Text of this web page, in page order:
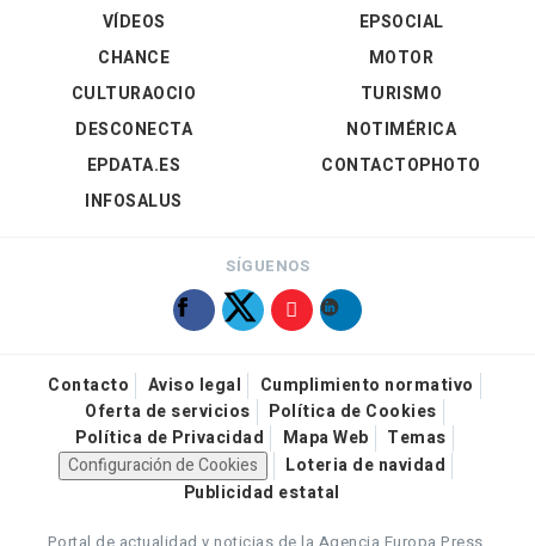
VÍDEOS
EPSOCIAL
CHANCE
CULTURAOCIO
DESCONECTA
EPDATA.ES
INFOSALUS
MOTOR
TURISMO
NOTIMÉRICA
CONTACTOPHOTO
SÍGUENOS
Contacto Aviso legal
Cumplimiento normativo
Oferta de servicios
Política de Cookies
Política de Privacidad
Mapa Web
Temas
Configuración de Cookies
Loteria de navidad
Publicidad estatal